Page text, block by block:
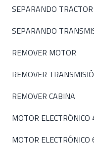
SEPARANDO TRACTOR
SEPARANDO
REMOVER MOTOR
REMOVER
REMOVER CABINA
MOTOR ELECTRÓNICO
MOTOR ELECTRÓNICO